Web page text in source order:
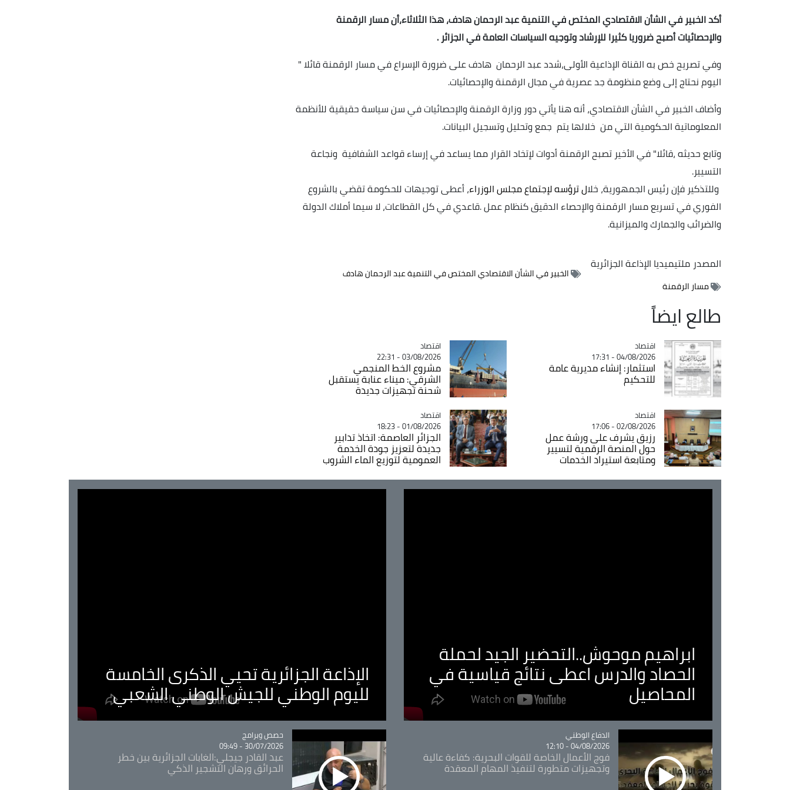
أكد الخبير في الشأن الاقتصادي المختص في التنمية عبد الرحمان هادف، هذا الثلاثاء،أن مسار الرقمنة
والإحصائيات أصبح ضروريا كثيرا للإرشاد وتوجيه السياسات العامة في الجزائر .
وفي تصريح خص به القناة الإذاعية الأولى،شدد عبد الرحمان هادف على ضرورة الإسراع في مسار الرقمنة قائلا "
اليوم نحتاج إلى وضع منظومة جد عصرية في مجال الرقمنة والإحصائيات.
وأضاف الخبير في الشأن الاقتصادي، أنه هنا يأتي دور وزارة الرقمنة والإحصائيات في سن سياسة حقيقية للأنظمة
المعلوماتية الحكومية التي من خلالها يتم جمع وتحليل وتسجيل البيانات.
وتابع حديثه ،قائلا" في الأخير تصبح الرقمنة أدوات لإتخاد القرار مما يساعد في إرساء قواعد الشفافية ونجاعة
التسيير.
وللتذكير فإن رئيس الجمهورية، خلال ترؤسه لإجتماع مجلس الوزراء، أعطى توجيهات للحكومة تقضي بالشروع
الفوري في تسريع مسار الرقمنة والإحصاء الدقيق كنظام عمل .قاعدي في كل القطاعات، لا سيما أملاك الدولة
والضرائب والجمارك والميزانية.
المصدر ملتيميديا الإذاعة الجزائرية
الخبير في الشأن الاقتصادي المختص في التنمية عبد الرحمان هادف
مسار الرقمنة
طالع ايضاً
Catégorie
اقتصاد
04/08/2026 - 17:31
استثمار: إنشاء مديرية عامة
للتحكيم
Catégorie
اقتصاد
03/08/2026 - 22:31
مشروع الخط المنجمي
الشرقي: ميناء عنابة يستقبل
شحنة تجهيزات جديدة
Catégorie
اقتصاد
02/08/2026 - 17:06
رزيق يشرف على ورشة عمل
حول المنصة الرقمية لتسيير
ومتابعة استيراد الخدمات
Catégorie
اقتصاد
01/08/2026 - 18:23
الجزائر العاصمة: اتخاذ تدابير
جديدة لتعزيز جودة الخدمة
العمومية لتوزيع الماء الشروب
ابراهيم موحوش..التحضير الجيد لحملة
الحصاد والدرس اعطى نتائج قياسية في
المحاصيل
الإذاعة الجزائرية تحيي الذكرى الخامسة
لليوم الوطني للجيش الوطني الشعبي
Catégorie
الدفاع الوطني
04/08/2026 - 12:10
فوج الأعمال الخاصة للقوات البحرية: كفاءة عالية
وتجهيزات متطورة لتنفيذ المهام المعقدة
Catégorie
حصص وبرامج
30/07/2026 - 09:49
عبد القادر جيجلي:الغابات الجزائرية بين خطر
الحرائق ورهان التشجير الذكي